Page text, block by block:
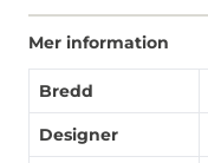
Mer information
Bredd
Designer